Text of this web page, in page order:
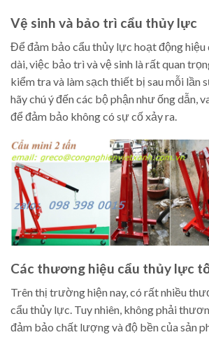
Vệ sinh và bảo trì cẩu thủy lực
Để đảm bảo cẩu thủy lực hoạt động
dài, việc bảo trì và vệ sinh là rất quan
kiểm tra và làm sạch thiết bị sau mỗi lần
hãy chú ý đến các bộ phận như ống dẫn,
để đảm bảo không có sự cố xảy ra.
Các thương hiệu cẩu thủy lực
Trên thị trường hiện nay, có rất nhiều
cẩu thủy lực. Tuy nhiên, không phải
đảm bảo chất lượng và độ bền của sản